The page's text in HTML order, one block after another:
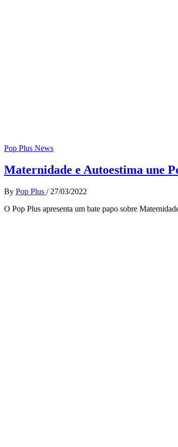
Pop Plus News
Maternidade e Autoestima une
By Pop Plus / 27/03/2022
O Pop Plus apresenta um bate papo sobre